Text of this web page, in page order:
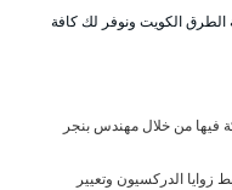
الطرق الكويت ونوفر لك كافة
فيها من خلال مهندس بنجر
زوايا الدركسيون وتعيير